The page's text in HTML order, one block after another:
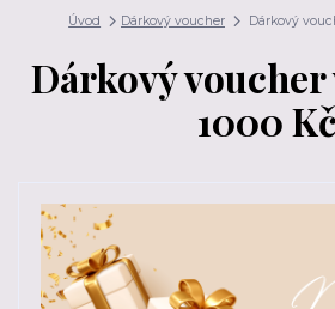
Úvod Dárkový voucher Dárkový
Dárkový
1000 Kč